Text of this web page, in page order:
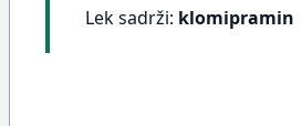
Lek sadrži: klomipramin